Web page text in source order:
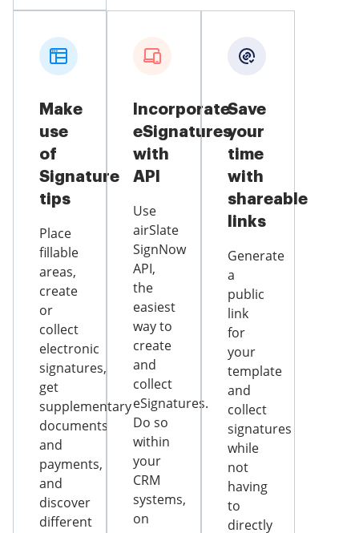
Make
use
of
Signature
tips
Place
fillable
areas,
create
or
collect
electronic
signatures,
get
supplementary
documents
and
payments,
and
discover
different
Incorporate
eSignatures
with
API
Use
airSlate
SignNow
API,
the
easiest
way to
create
and
collect
eSignatures.
Do so
within
your
CRM
systems,
on
Save
your
time
with
shareable
links
Generate
a
public
link
for
your
template
and
collect
signatures
while
not
having
to
directly